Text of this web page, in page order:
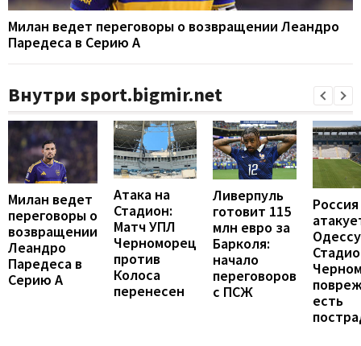
Милан ведет переговоры о возвращении Леандро
Паредеса в Серию А
Внутри sport.bigmir.net
Милан ведет
переговоры о
возвращении
Леандро
Паредеса в
Серию А
Атака на
Стадион:
Матч УПЛ
Черноморец
против
Колоса
перенесен
Ливерпуль
готовит 115
млн евро за
Барколя:
начало
переговоров
с ПСЖ
Россия
есть